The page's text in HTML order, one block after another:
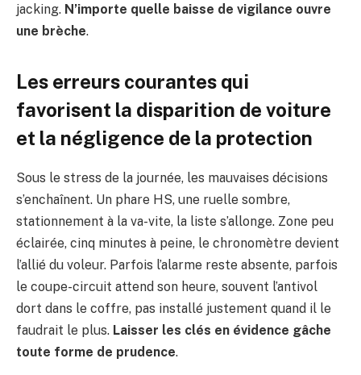
jacking. N’importe quelle baisse de vigilance ouvre
une brèche.
Les erreurs courantes qui
favorisent la disparition de voiture
et la négligence de la protection
Sous le stress de la journée, les mauvaises décisions
s’enchaînent. Un phare HS, une ruelle sombre,
stationnement à la va-vite, la liste s’allonge. Zone peu
éclairée, cinq minutes à peine, le chronomètre devient
l’allié du voleur. Parfois l’alarme reste absente, parfois
le coupe-circuit attend son heure, souvent l’antivol
dort dans le coffre, pas installé justement quand il le
faudrait le plus. Laisser les clés en évidence gâche
toute forme de prudence.